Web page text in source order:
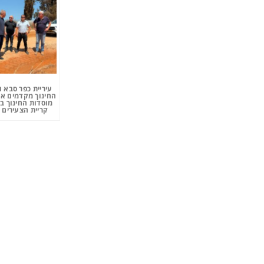
עיריית כפר
החינוך מקדמים
מוסדות החינוך
קריית